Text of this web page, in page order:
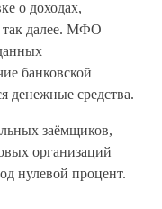
о доходах,
так далее. МФО
банковской
денежные средства.
заёмщиков,
организаций
нулевой процент.